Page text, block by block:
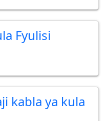
Fyulisi
kabla ya kula